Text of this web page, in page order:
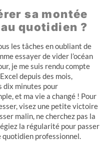
sa montée
quotidien ?
les tâches en oubliant de
essayer de vider l’océan
je me suis rendu compte
depuis des mois,
dix minutes pour
et ma vie a changé ! Pour
visez une petite victoire
malin, ne cherchez pas la
la régularité pour passer
quotidien professionnel.